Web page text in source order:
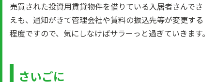
売買された投資用賃貸物件を借りている入居者さんでさ
えも、通知がきて管理会社や賃料の振込先等が変更する
程度ですので、気にしなけばサラーっと過ぎていきます。
さいごに